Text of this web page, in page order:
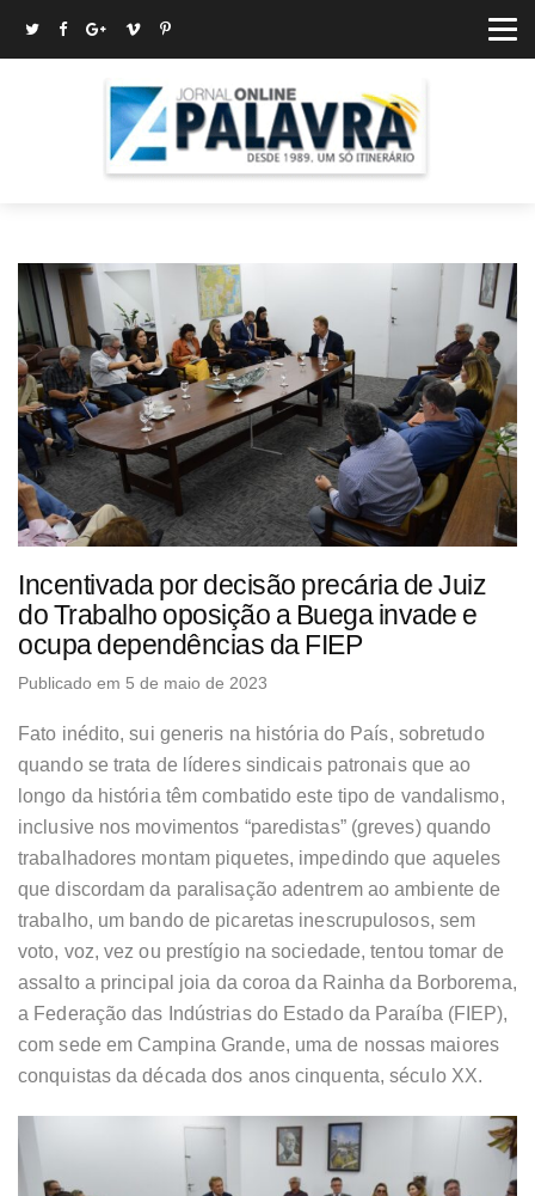
Incentivada por decisão precária de Juiz
do Trabalho oposição a Buega invade e
ocupa dependências da FIEP
Publicado em 5 de maio de 2023
Fato inédito, sui generis na história do País, sobretudo
quando se trata de líderes sindicais patronais que ao
longo da história têm combatido este tipo de vandalismo,
inclusive nos movimentos “paredistas” (greves) quando
trabalhadores montam piquetes, impedindo que aqueles
que discordam da paralisação adentrem ao ambiente de
trabalho, um bando de picaretas inescrupulosos, sem
voto, voz, vez ou prestígio na sociedade, tentou tomar de
assalto a principal joia da coroa da Rainha da Borborema,
a Federação das Indústrias do Estado da Paraíba (FIEP),
com sede em Campina Grande, uma de nossas maiores
conquistas da década dos anos cinquenta, século XX.